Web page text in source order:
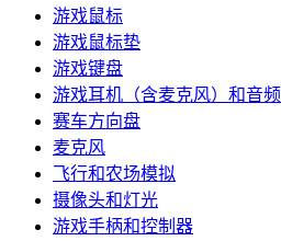
游戏鼠标
游戏鼠标垫
游戏键盘
游戏耳机（含麦克风）和音频
赛车方向盘
麦克风
飞行和农场模拟
摄像头和灯光
游戏手柄和控制器